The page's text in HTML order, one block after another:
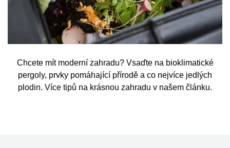
Chcete mít moderní zahradu? Vsaďte na bioklimatické
pergoly, prvky pomáhající přírodě a co nejvíce jedlých
plodin. Více tipů na krásnou zahradu v našem článku.